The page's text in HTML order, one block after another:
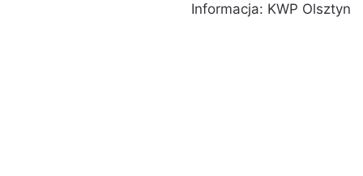
Informacja: KWP Olsztyn